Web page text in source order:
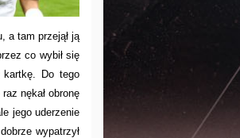
a tam przejął ją
co wybił się
kartkę. Do tego
nękał obronę
jego uderzenie
wypatrzył